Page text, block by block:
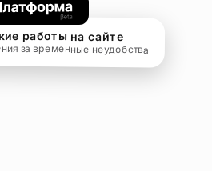
работы на сайте
за временные неудобства